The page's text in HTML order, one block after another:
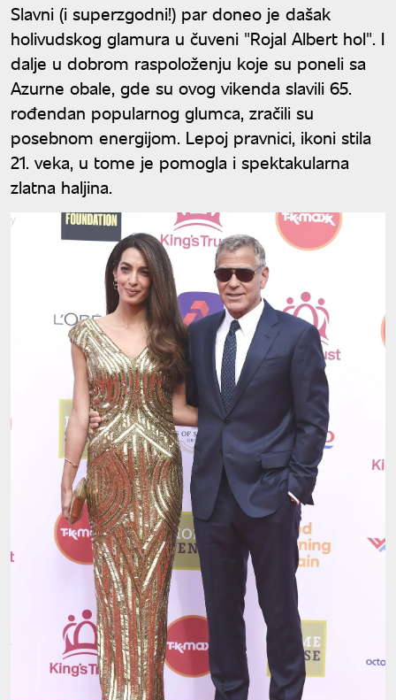
Slavni (i superzgodni!) par doneo je dašak
holivudskog glamura u čuveni "Rojal Albert hol". I
dalje u dobrom raspoloženju koje su poneli sa
Azurne obale, gde su ovog vikenda slavili 65.
rođendan popularnog glumca, zračili su
posebnom energijom. Lepoj pravnici, ikoni stila
21. veka, u tome je pomogla i spektakularna
zlatna haljina.